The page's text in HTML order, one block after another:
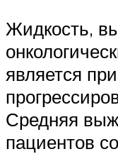
Жидкость,
является
Средняя
пациентов